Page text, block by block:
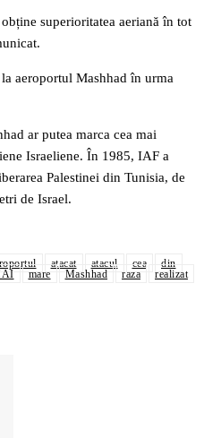
superioritatea aeriană în tot
aeroportul Mashhad în urma
ar putea marca cea mai
Israeliene. În 1985, IAF a
Palestinei din Tunisia, de
de Israel.
atacat atacul cea
din
mare Mashhad raza
realizat